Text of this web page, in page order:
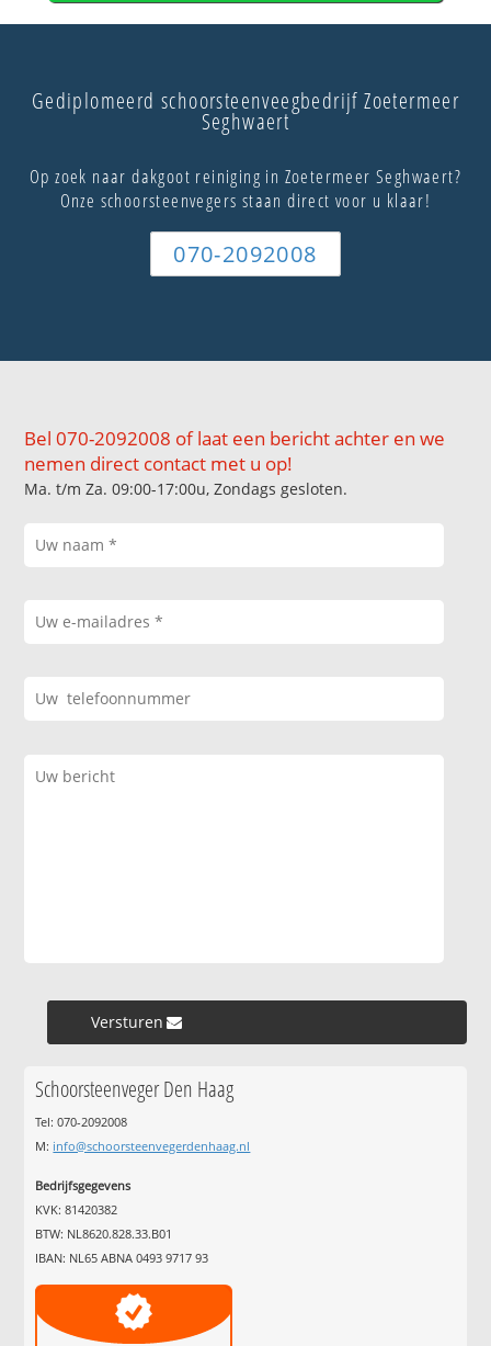
Gediplomeerd schoorsteenveegbedrijf Zoetermeer
Seghwaert
Op zoek naar dakgoot reiniging in Zoetermeer Seghwaert?
Onze schoorsteenvegers staan direct voor u klaar!
070-2092008
Bel 070-2092008 of laat een bericht achter en we
nemen direct contact met u op!
Ma. t/m Za. 09:00-17:00u, Zondags gesloten.
Versturen »
Schoorsteenveger Den Haag
Tel: 070-2092008
M: info@schoorsteenvegerdenhaag.nl
Bedrijfsgegevens
KVK: 81420382
BTW: NL8620.828.33.B01
IBAN: NL65 ABNA 0493 9717 93